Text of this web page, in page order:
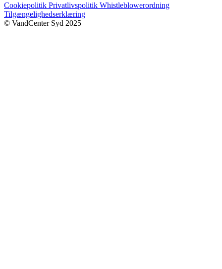
Cookiepolitik Privatlivspolitik Whistleblowerordning
Tilgængelighedserklæring
© VandCenter Syd 2025